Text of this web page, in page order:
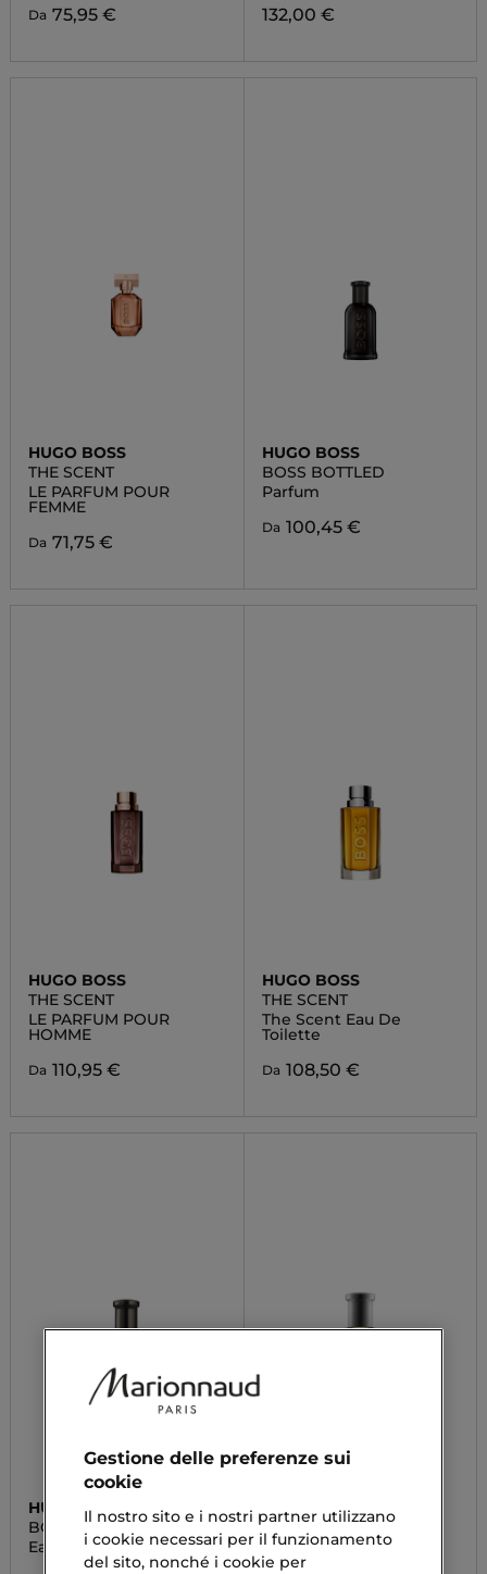
Da 75,95 € 132,00 €
HUGO BOSS
THE SCENT
LE PARFUM POUR
FEMME
Da 71,75 €
HUGO BOSS
BOSS BOTTLED
Parfum
Da 100,45 €
HUGO BOSS
THE SCENT
LE PARFUM POUR
HOMME
Da 110,95 €
HUGO BOSS
THE SCENT
The Scent Eau De
Toilette
Da 108,50 €
HUGO BOSS
BOSS BOTTLED INFINITE
Eau De Parfum
HUGO BOSS
BOSS BOTTLED
After-Shave Lotion
Gestione delle preferenze sui
cookie
Il nostro sito e i nostri partner utilizzano
i cookie necessari per il funzionamento
del sito, nonché i cookie per